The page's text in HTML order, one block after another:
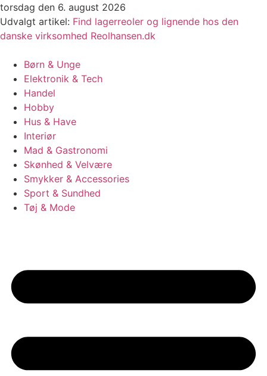
Videre
til
indhold
torsdag den 6. august 2026
Udvalgt artikel: Find lagerreoler og lignende hos den
danske virksomhed Reolhansen.dk
Børn & Unge
Elektronik & Tech
Handel
Hobby
Hus & Have
Interiør
Mad & Gastronomi
Skønhed & Velvære
Smykker & Accessories
Sport & Sundhed
Tøj & Mode